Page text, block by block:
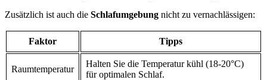
Zusätzlich ist auch die Schlafumgebung nicht zu vernachlässigen:
Faktor Tipps
Raumtemperatur
Halten Sie die Temperatur ⁣kühl (18-20°C)
für optimalen Schlaf.